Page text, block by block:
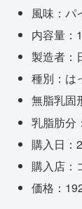
風味：パ
内容量：
製造者
種別：は
無脂乳固
乳脂肪分
購入日：
購入店：
価格：